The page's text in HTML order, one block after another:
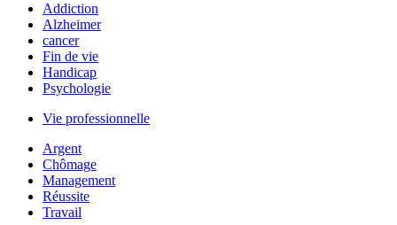
Addiction
Alzheimer
cancer
Fin de vie
Handicap
Psychologie
Vie professionnelle
Argent
Chômage
Management
Réussite
Travail